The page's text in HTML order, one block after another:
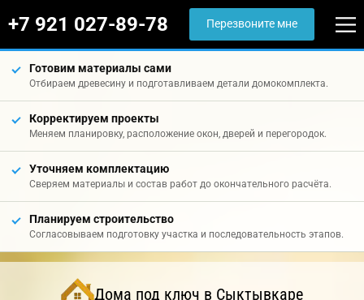
+7 921 027-89-78 Перезвоните мне
Готовим материалы сами
Отбираем древесину и подготавливаем детали домокомплекта.
Корректируем проекты
Меняем планировку, расположение окон, дверей и перегородок.
Уточняем комплектацию
Сверяем материалы и состав работ до окончательного расчёта.
Планируем строительство
Согласовываем подготовку участка и последовательность этапов.
Дома под ключ в Сыктывкаре